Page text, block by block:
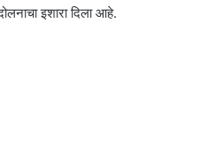
इशारा दिला आहे.